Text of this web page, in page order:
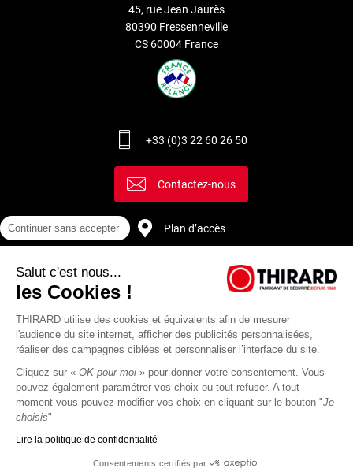
45, rue Jean Jaurès
80390 Fressenneville
CS 60004 France
+33 (0)3 22 60 26 50
Contactez-nous
Plan d’accès
Continuer sans accepter
Salut c'est nous...
les Cookies !
THIRARD utilise des cookies et équivalents afin de mesurer
l'audience du site internet, afficher des publicités personnalisées,
réaliser des campagnes ciblées et personnaliser l’interface du site.
Cliquez sur « OK pour moi » pour donner votre consentement. Vous
pouvez également paramétrer vos choix ou tout refuser. A tout
moment vous pouvez modifier vos choix en cliquant sur le bouton "Je
choisis"
Lire la politique de confidentialité
Consentements certifiés par